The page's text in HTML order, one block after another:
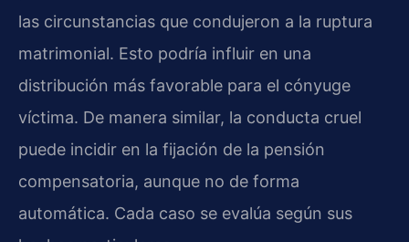
las circunstancias que condujeron a la ruptura
matrimonial. Esto podría influir en una
distribución más favorable para el cónyuge
víctima. De manera similar, la conducta cruel
puede incidir en la fijación de la pensión
compensatoria, aunque no de forma
automática. Cada caso se evalúa según sus